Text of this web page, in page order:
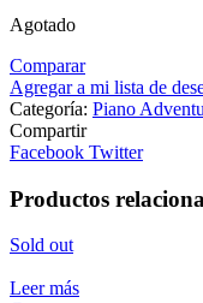
Agotado
Comparar
Agregar a mi lista de
Categoría: Piano
Compartir
Facebook Twitter
Productos
Sold out
Leer más